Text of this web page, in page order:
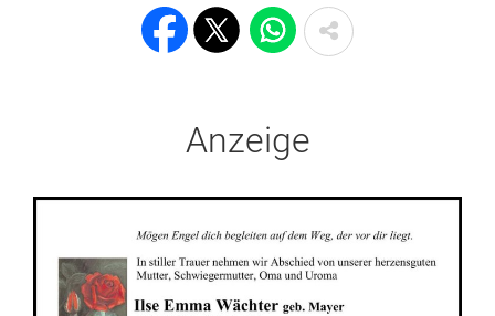
Anzeige